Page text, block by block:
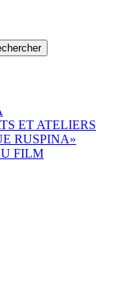
ET ATELIERS
RUSPINA»
FILM